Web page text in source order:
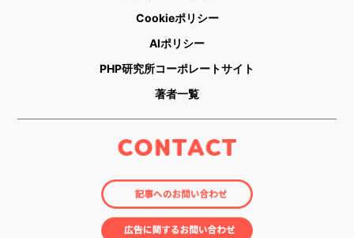
Cookieポリシー
AIポリシー
PHP研究所コーポレートサイト
著者一覧